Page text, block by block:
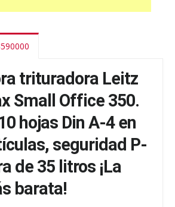
trituradora Leitz
Small Office 350.
hojas Din A-4 en
seguridad P-
de 35 litros ¡La
barata!